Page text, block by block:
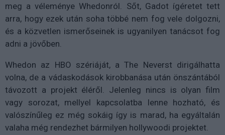
meg a véleménye Whedonról. Sőt, Gadot ígéretet tett
arra, hogy ezek után soha többé nem fog vele dolgozni,
és a közvetlen ismerőseinek is ugyanilyen tanácsot fog
adni a jövőben.
Whedon az HBO szériáját, a The Neverst dirigálhatta
volna, de a vádaskodások kirobbanása után önszántából
távozott a projekt éléről. Jelenleg nincs is olyan film
vagy sorozat, mellyel kapcsolatba lenne hozható, és
valószínűleg ez még sokáig így is marad, ha egyáltalán
valaha még rendezhet bármilyen hollywoodi projektet.